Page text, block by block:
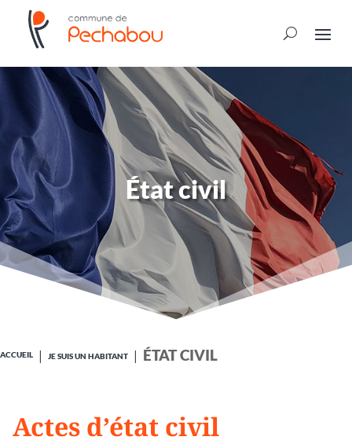
État civil
ACCUEIL JE SUIS UN HABITANT ÉTAT CIVIL
Actes d’état civil